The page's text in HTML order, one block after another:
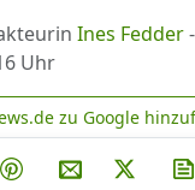
Ines Fedder-
Uhr
news.de
zu Google
Teilen aufTeilen auf
Teilen auf Pinterest
Per E-Mail
Post